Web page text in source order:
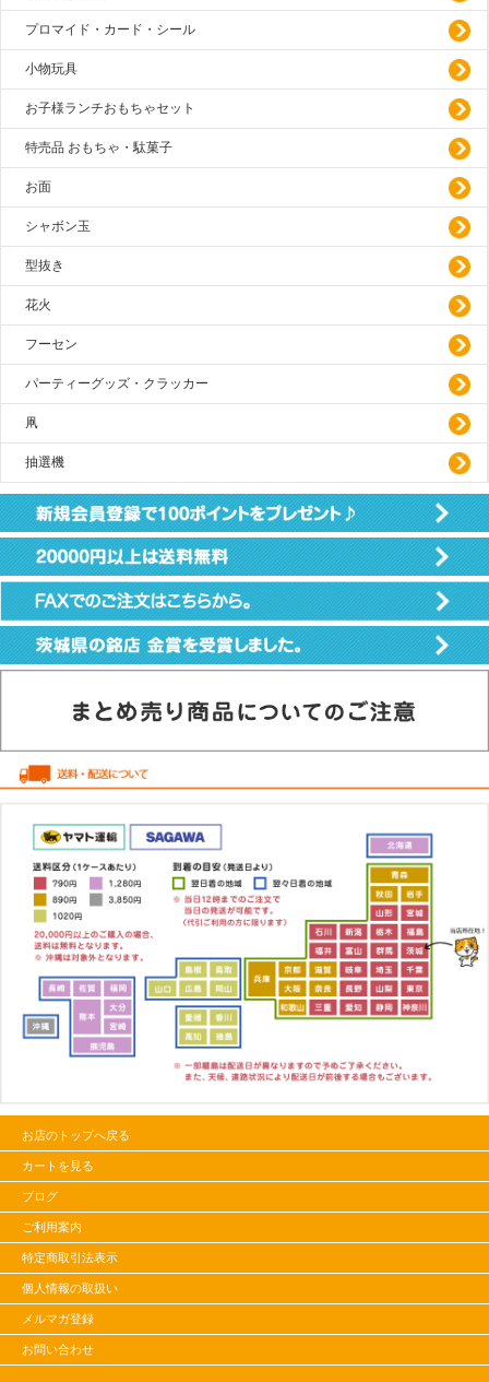
プロマイド・カード・シール
小物玩具
お子様ランチおもちゃセット
特売品 おもちゃ・駄菓子
お面
シャボン玉
型抜き
花火
フーセン
パーティーグッズ・クラッカー
凧
抽選機
お店のトップへ戻る
カートを見る
ブログ
ご利用案内
特定商取引法表示
個人情報の取扱い
メルマガ登録
お問い合わせ